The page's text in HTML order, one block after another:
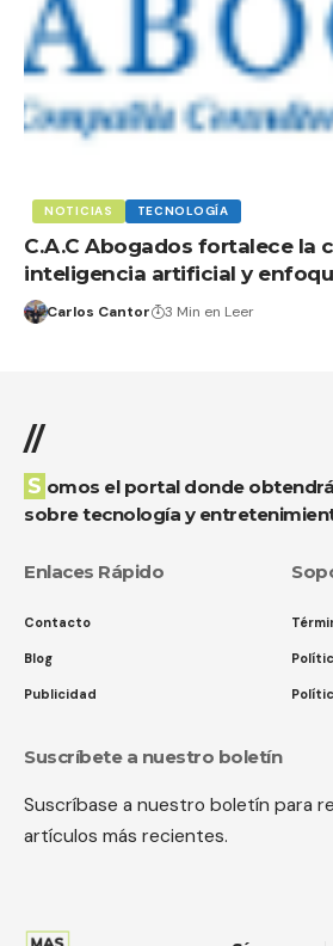
NOTICIAS TECNOLOGÍA
C.A.C Abogados fortalece la
inteligencia artificial y
Carlos Cantor 3 Min en Leer
//
Somos el portal donde obtendrás las novedades
sobre tecnología y
Enlaces Rápido
Contacto
Blog
Publicidad
Suscríbete a nuestro boletín
Suscríbase a nuestro boletín para
artículos más recientes.